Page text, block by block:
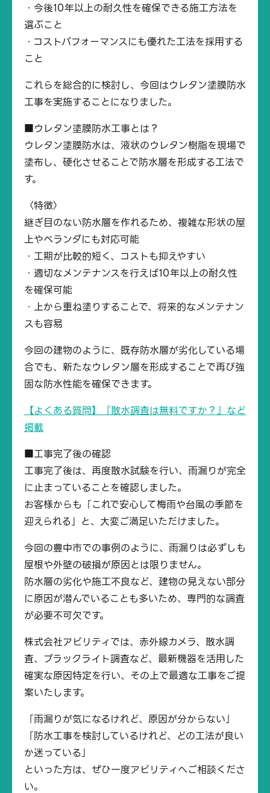
・今後10年以上の耐久性を確保できる施工方法を
選ぶこと
・コストパフォーマンスにも優れた工法を採用する
こと
これらを総合的に検討し、今回はウレタン塗膜防水
工事を実施することになりました。
■ウレタン塗膜防水工事とは？
ウレタン塗膜防水は、液状のウレタン樹脂を現場で
塗布し、硬化させることで防水層を形成する工法で
す。
〈特徴〉
継ぎ目のない防水層を作れるため、複雑な形状の屋
上やベランダにも対応可能
・工期が比較的短く、コストも抑えやすい
・適切なメンテナンスを行えば10年以上の耐久性
を確保可能
・上から重ね塗りすることで、将来的なメンテナン
スも容易
今回の建物のように、既存防水層が劣化している場
合でも、新たなウレタン層を形成することで再び強
固な防水性能を確保できます。
【よくある質問】『散水調査は無料ですか？』など
掲載
■工事完了後の確認
工事完了後は、再度散水試験を行い、雨漏りが完全
に止まっていることを確認しました。
お客様からも「これで安心して梅雨や台風の季節を
迎えられる」と、大変ご満足いただけました。
今回の豊中市での事例のように、雨漏りは必ずしも
屋根や外壁の破損が原因とは限りません。
防水層の劣化や施工不良など、建物の見えない部分
に原因が潜んでいることも多いため、専門的な調査
が必要不可欠です。
株式会社アビリティでは、赤外線カメラ、散水調
査、ブラックライト調査など、最新機器を活用した
確実な原因特定を行い、その上で最適な工事をご提
案いたします。
「雨漏りが気になるけれど、原因が分からない」
「防水工事を検討しているけれど、どの工法が良い
か迷っている」
といった方は、ぜひ一度アビリティへご相談くださ
い。